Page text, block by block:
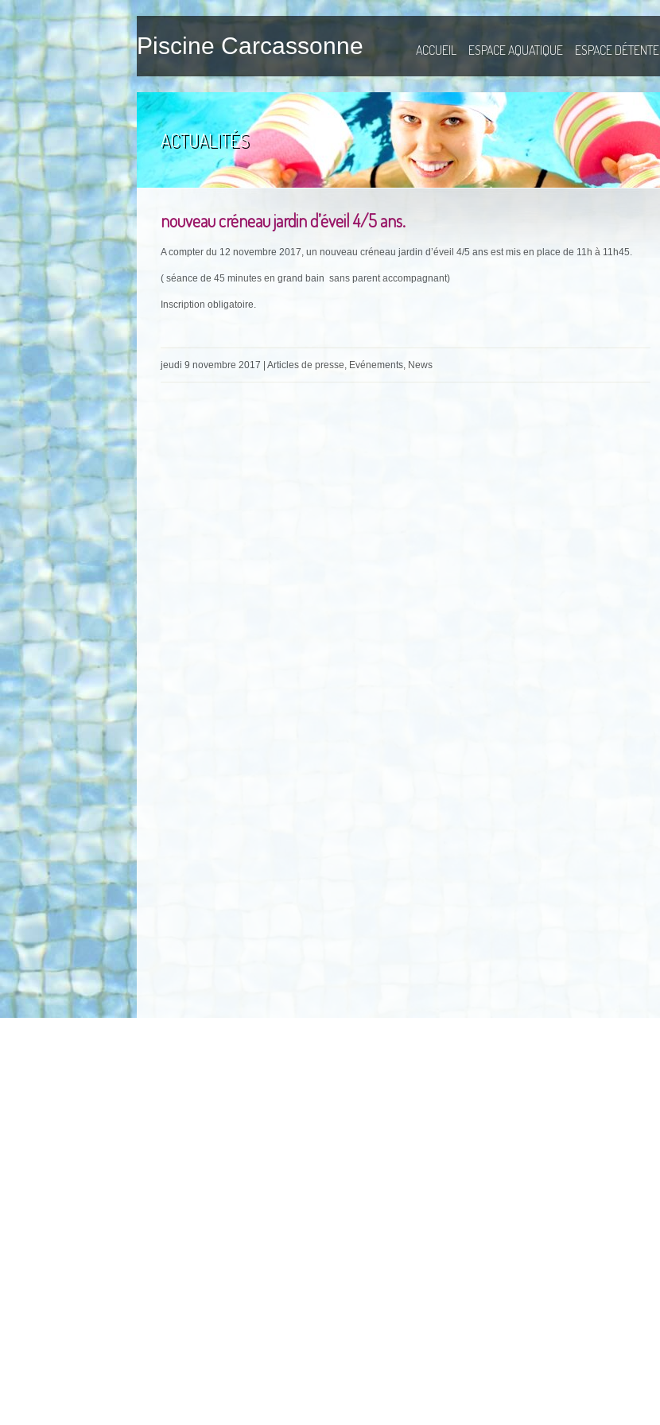
Piscine Carcassonne ACCUEIL ESPACE AQUATIQUE ESPACE DÉTENTE
ACTUALITÉS
nouveau créneau jardin d’éveil 4/5 ans.
A compter du 12 novembre 2017, un nouveau créneau jardin d’éveil 4/5 ans est mis en place de 11h à 11h45.
( séance de 45 minutes en grand bain sans parent accompagnant)
Inscription obligatoire.
jeudi 9 novembre 2017 | Articles de presse, Evénements, News